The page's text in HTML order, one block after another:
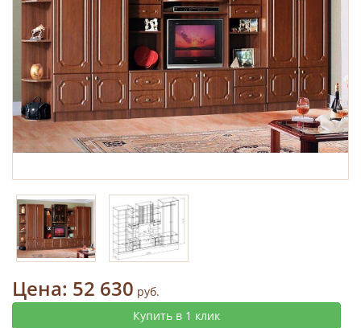
Цена: 52 630 руб.
Купить в 1 клик